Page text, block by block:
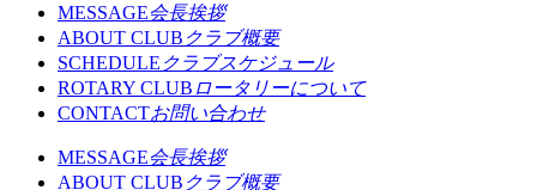
MESSAGE会長挨拶
ABOUT CLUB クラブ概要
SCHEDULE クラブスケジュール
ROTARY CLUB ロータリーについて
CONTACTお問い合わせ
MESSAGE会長挨拶
ABOUT CLUB クラブ概要